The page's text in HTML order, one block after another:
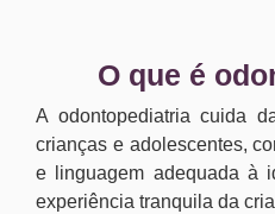
O que é
A odontopediatria cuida
crianças e adolescentes,
e linguagem adequada à
experiência tranquila da